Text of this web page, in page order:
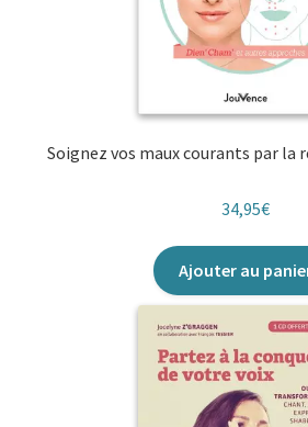
Soignez vos maux courants par la
34,95€
Ajouter au